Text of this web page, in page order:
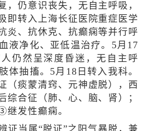
，仍意识丧失，无自主呼吸，
即转入上海长征医院重症医学
炎、抗休克、抗癫痫等并行呼
液净化、亚低温治疗。5月17
仍然呈深度昏迷，无自主呼
体抽搐。5月18日转入我科。
（痰蒙清窍、元神虚脱），西
综合征（肺、心、脑、肾）；
发性癫痫。